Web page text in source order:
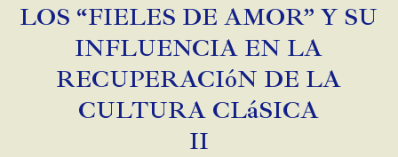
LOS “FIELES DE AMOR” Y SU
INFLUENCIA EN LA
RECUPERACIóN DE LA
CULTURA CLáSICA
II